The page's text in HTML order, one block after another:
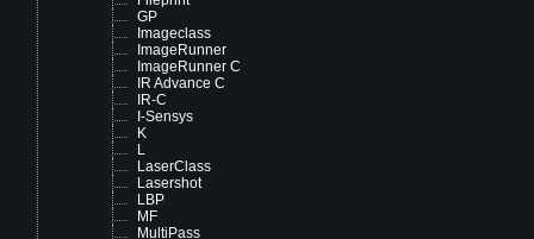
GP
Imageclass
ImageRunner
ImageRunner C
IR Advance C
IR-C
I-Sensys
K
L
LaserClass
Lasershot
LBP
MF
MultiPass